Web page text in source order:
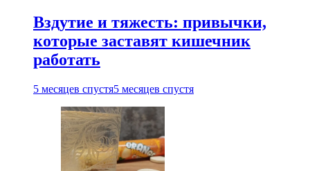
Вздутие и тяжесть: привычки,
которые заставят кишечник
работать
5 месяцев спустя5 месяцев спустя